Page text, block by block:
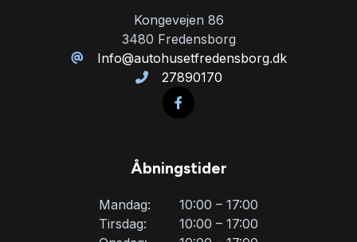
Kongevejen 86
3480 Fredensborg
Info@autohusetfredensborg.dk
27890170
Åbningstider
Mandag:
10:00 – 17:00
Tirsdag:
10:00 – 17:00